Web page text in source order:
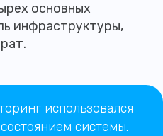
основных
инфраструктуры,
использовался
системы.